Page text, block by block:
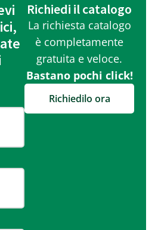
Richiedi il catalogo
La richiesta catalogo
è completamente
gratuita e veloce.
Bastano pochi click!
Richiedilo ora